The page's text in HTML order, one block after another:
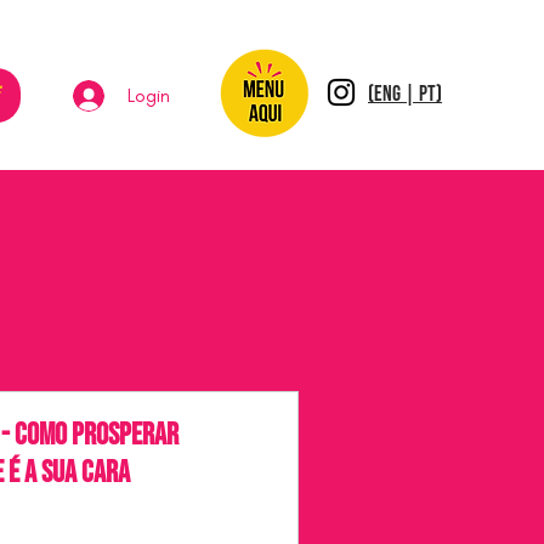
Login (ENG | PT)
Como Prosperar
a Sua Cara